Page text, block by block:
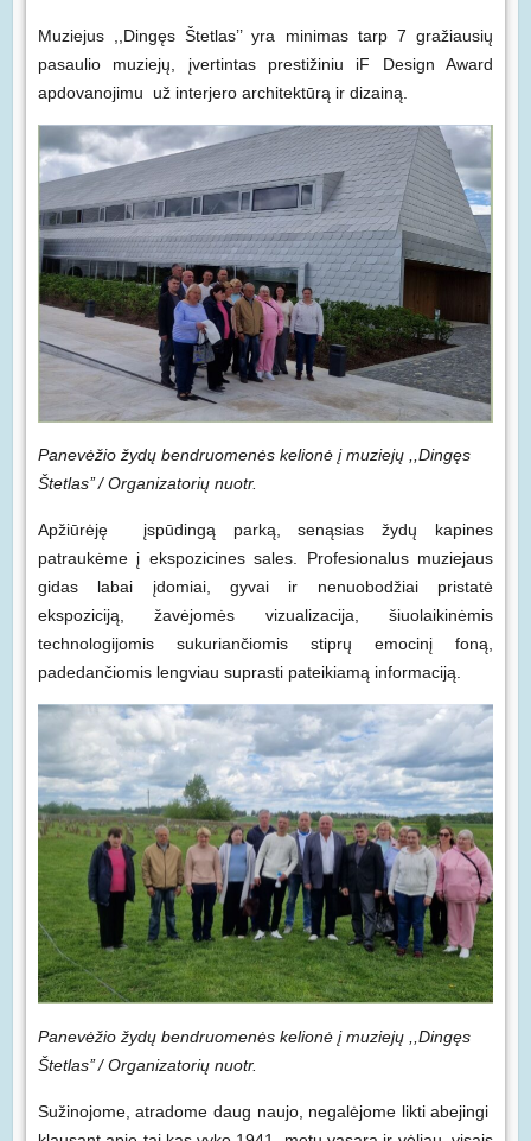
Muziejus ,,Dingęs Štetlas’’ yra minimas tarp 7 gražiausių
pasaulio muziejų, įvertintas prestižiniu iF Design Award
apdovanojimu už interjero architektūrą ir dizainą.
Panevėžio žydų bendruomenės kelionė į muziejų,,Dingęs
Štetlas’’ / Organizatorių nuotr.
Apžiūrėję įspūdingą parką, senąsias žydų kapines
patraukėme į ekspozicines sales. Profesionalus muziejaus
gidas labai įdomiai, gyvai ir nenuobodžiai pristatė
ekspoziciją, žavėjomės vizualizacija, šiuolaikinėmis
technologijomis sukuriančiomis stiprų emocinį foną,
padedančiomis lengviau suprasti pateikiamą informaciją.
Panevėžio žydų bendruomenės kelionė į muziejų,,Dingęs
Štetlas’’ / Organizatorių nuotr.
Sužinojome, atradome daug naujo, negalėjome likti abejingi